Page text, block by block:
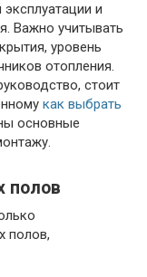
и
Важно учитывать
уровень
отопления.
стоит
как выбрать
основные
полов
полов,